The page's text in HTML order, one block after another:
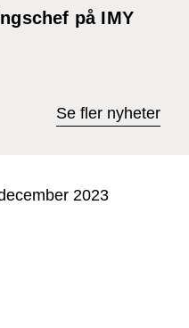
på IMY
Se fler nyheter
2023